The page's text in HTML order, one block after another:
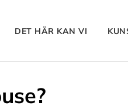
DET HÄR KAN VI